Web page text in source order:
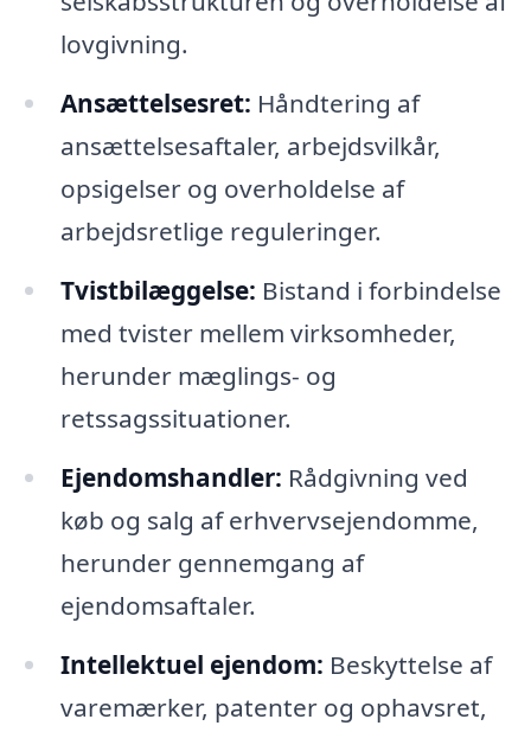
lovgivning.
Ansættelsesret: Håndtering af
ansættelsesaftaler, arbejdsvilkår,
opsigelser og overholdelse af
arbejdsretlige reguleringer.
Tvistbilæggelse: Bistand i forbindelse
med tvister mellem virksomheder,
herunder mæglings- og
retssagssituationer.
Ejendomshandler: Rådgivning ved
køb og salg af erhvervsejendomme,
herunder gennemgang af
ejendomsaftaler.
Intellektuel ejendom: Beskyttelse af
varemærker, patenter og ophavsret,